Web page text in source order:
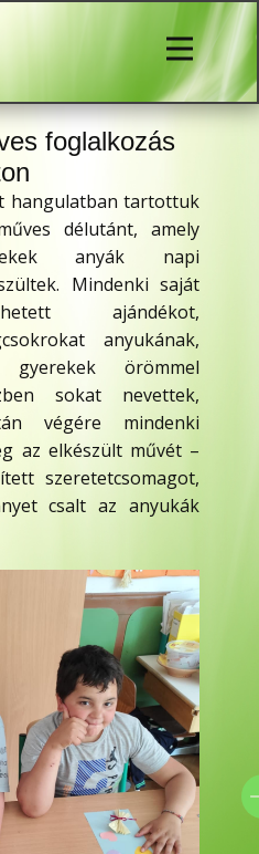
foglalkozás
hangulatban tartottuk
délutánt, amely
anyák napi
Mindenki saját
ajándékot,
anyukának,
gyerekek örömmel
sokat nevettek,
végére mindenki
az elkészült művét –
szeretetcsomagot,
csalt az anyukák